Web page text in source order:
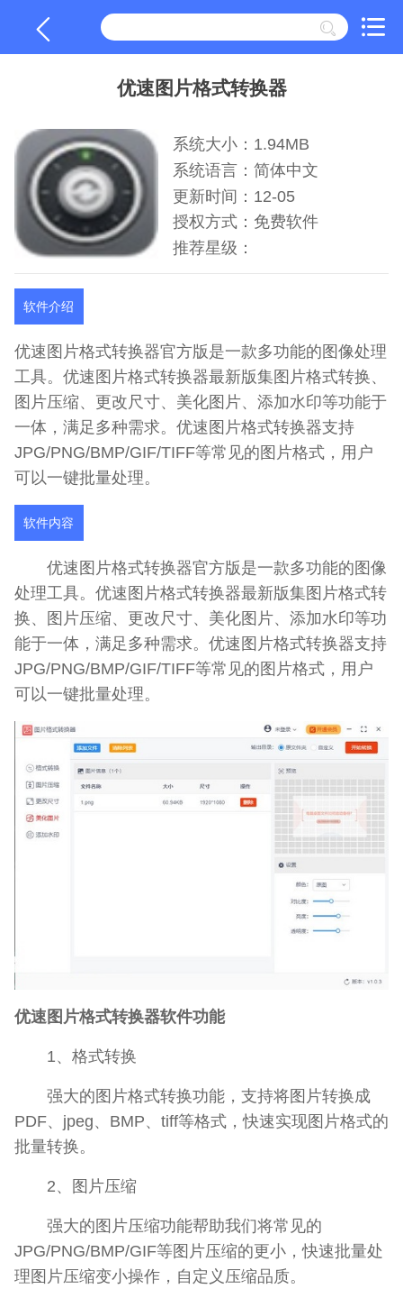
优速图片格式转换器
系统大小：1.94MB
系统语言：简体中文
更新时间：12-05
授权方式：免费软件
推荐星级：
软件介绍
优速图片格式转换器官方版是一款多功能的图像处理
工具。优速图片格式转换器最新版集图片格式转换、
图片压缩、更改尺寸、美化图片、添加水印等功能于
一体，满足多种需求。优速图片格式转换器支持
JPG/PNG/BMP/GIF/TIFF等常见的图片格式，用户
可以一键批量处理。
软件内容
优速图片格式转换器官方版是一款多功能的图像
处理工具。优速图片格式转换器最新版集图片格式转
换、图片压缩、更改尺寸、美化图片、添加水印等功
能于一体，满足多种需求。优速图片格式转换器支持
JPG/PNG/BMP/GIF/TIFF等常见的图片格式，用户
可以一键批量处理。
优速图片格式转换器软件功能
1、格式转换
强大的图片格式转换功能，支持将图片转换成
PDF、jpeg、BMP、tiff等格式，快速实现图片格式的
批量转换。
2、图片压缩
强大的图片压缩功能帮助我们将常见的
JPG/PNG/BMP/GIF等图片压缩的更小，快速批量处
理图片压缩变小操作，自定义压缩品质。